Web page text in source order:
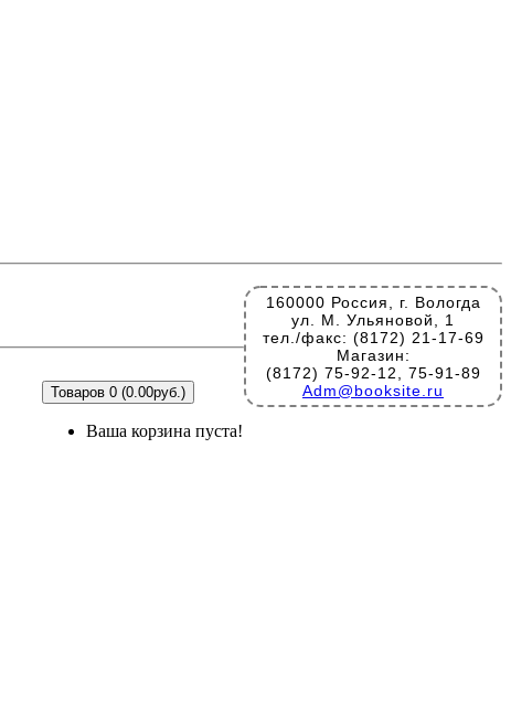
160000 Россия, г. Вологда
ул. М. Ульяновой, 1
тел./факс: (8172) 21-17-69
Магазин:
(8172) 75-92-12, 75-91-89
Adm@booksite.ru
Товаров 0 (0.00руб.)
Ваша корзина пуста!